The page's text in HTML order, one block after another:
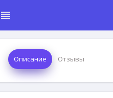
reorder
Описание Отзывы